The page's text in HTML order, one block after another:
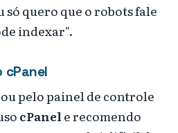
só quero que o robots fale
indexar".
cPanel
ou pelo painel de controle
cPanele recomendo